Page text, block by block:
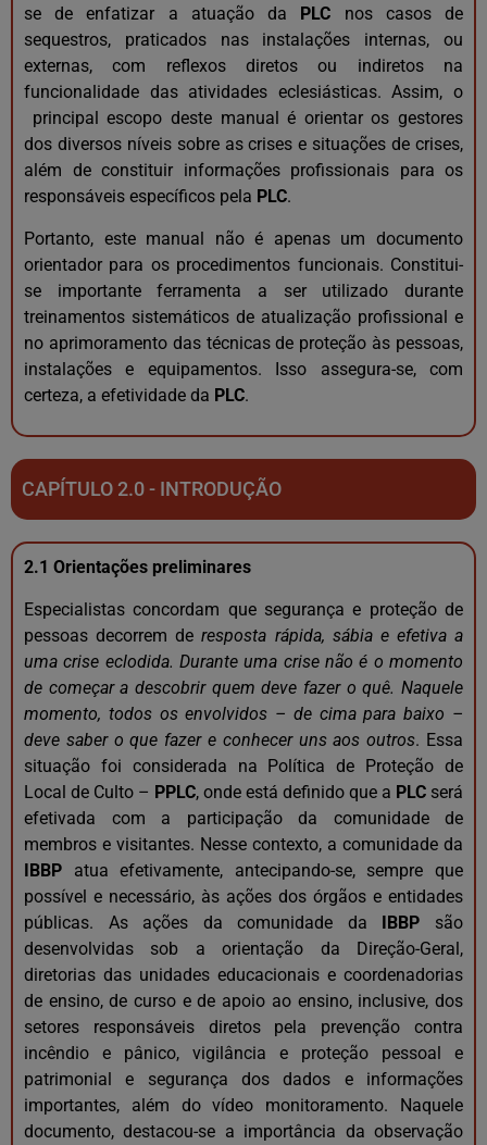
se de enfatizar a atuação da
PLC nos casos de
sequestros, praticados nas instalações internas, ou
externas, com reflexos diretos ou indiretos na
funcionalidade das atividades eclesiásticas. Assim, o
principal escopo deste manual é orientar os gestores
dos diversos níveis sobre as crises e situações de crises,
além de constituir informações profissionais para os
responsáveis específicos pela PLC.
Portanto, este manual não é apenas um documento
orientador para os procedimentos funcionais. Constitui-
se importante ferramenta a ser utilizado durante
treinamentos sistemáticos de atualização profissional e
no aprimoramento das técnicas de proteção às pessoas,
instalações e equipamentos. Isso assegura-se, com
certeza, a efetividade da PLC.
CAPÍTULO 2.0 - INTRODUÇÃO
2.1 Orientações preliminares
Especialistas concordam que segurança e proteção de
pessoas decorrem deresposta rápida, sábia e efetiva a
uma crise eclodida. Durante uma crise não é o momento
de começar a descobrir quem deve fazer o quê. Naquele
momento, todos os envolvidos – de cima para baixo –
deve saber o que fazer e conhecer uns aos outros. Essa
situação foi considerada na Política de Proteção de
Local de Culto – PPLC, onde está definido que a PLC será
efetivada com a participação da comunidade de
membros e visitantes. Nesse contexto, a comunidade da
IBBP atua efetivamente, antecipando-se, sempre que
possível e necessário, às ações dos órgãos e entidades
públicas. As ações da comunidade da IBBP são
desenvolvidas sob a orientação da Direção-Geral,
diretorias das unidades educacionais e coordenadorias
de ensino, de curso e de apoio ao ensino, inclusive, dos
setores responsáveis diretos pela prevenção contra
incêndio e pânico, vigilância e proteção pessoal e
patrimonial e segurança dos dados e informações
importantes, além do vídeo monitoramento. Naquele
documento, destacou-se a importância da observação